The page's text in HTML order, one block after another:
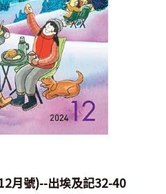
月號)--出埃及記32-40